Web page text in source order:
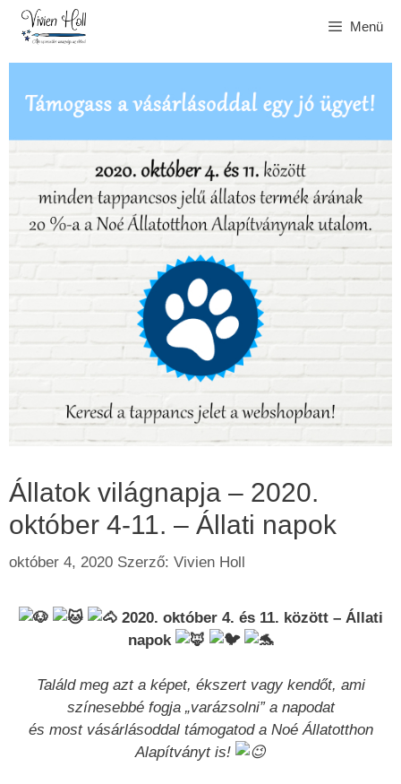
Kilépés
Menü
Állatok világnapja – 2020.
október 4-11. – Állati napok
október 4, 2020 Szerző: Vivien Holl
2020. október 4. és 11. között – Állati
napok
Találd meg azt a képet, ékszert vagy kendőt, ami
színesebbé fogja „varázsolni” a napodat
és most vásárlásoddal támogatod a Noé Állatotthon
Alapítványt is!